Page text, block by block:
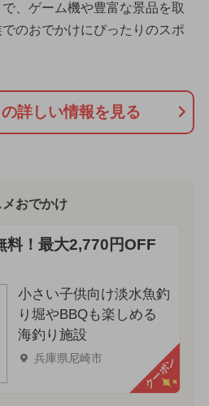
、ゲーム機や豊富な景品を取
のおでかけにぴったりのスポ
詳しい情報を見る
おでかけ
料！最大2,770円OFF
小さい子供向け淡水魚釣
り堀やBBQも楽しめる
海釣り施設
兵庫県尼崎市 クーポン